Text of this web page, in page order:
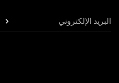
البريد الإلكتروني